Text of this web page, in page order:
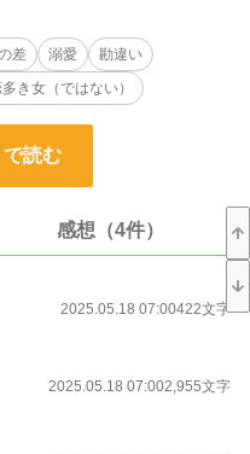
た大きな男に恋愛指南を乞われ、
！？」恋を探しに来たはずなの
目になった高身長のヒロイン、ア
まくいかないことを気にしている
語。
差 溺愛
勘違い
き女（ではない）
読む
感想（4件）
2025.05.18 07:00422文字
2025.05.18 07:002,955文字